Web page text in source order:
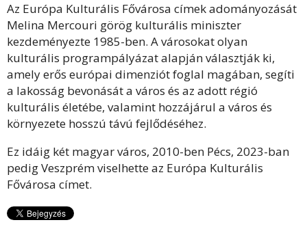
Az Európa Kulturális Fővárosa címek adományozását
Melina Mercouri görög kulturális miniszter
kezdeményezte 1985-ben. A városokat olyan
kulturális programpályázat alapján választják ki,
amely erős európai dimenziót foglal magában, segíti
a lakosság bevonását a város és az adott régió
kulturális életébe, valamint hozzájárul a város és
környezete hosszú távú fejlődéséhez.
Ez idáig két magyar város, 2010-ben Pécs, 2023-ban
pedig Veszprém viselhette az Európa Kulturális
Fővárosa címet.